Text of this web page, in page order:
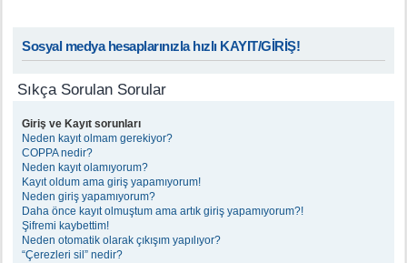
Sosyal medya hesaplarınızla hızlı KAYIT/GİRİŞ!
Sıkça Sorulan Sorular
Giriş ve Kayıt sorunları
Neden kayıt olmam gerekiyor?
COPPA nedir?
Neden kayıt olamıyorum?
Kayıt oldum ama giriş yapamıyorum!
Neden giriş yapamıyorum?
Daha önce kayıt olmuştum ama artık giriş yapamıyorum?!
Şifremi kaybettim!
Neden otomatik olarak çıkışım yapılıyor?
“Çerezleri sil” nedir?